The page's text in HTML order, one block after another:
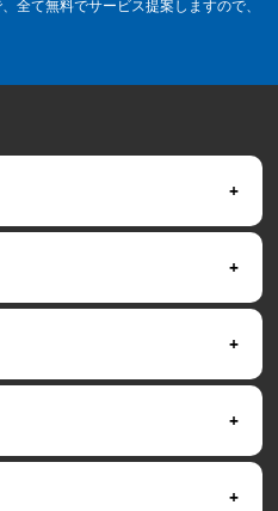
全て無料でサービス提案しますので、